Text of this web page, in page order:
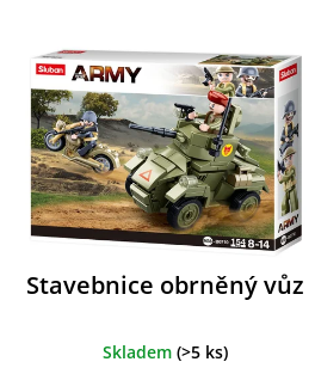
Stavebnice obrněný vůz
Skladem(>5 ks)